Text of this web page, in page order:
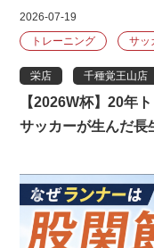
2026-07-19
トレーニング
サッ
栄店 千種覚王山店
【2026W杯】20年
サッカーが生んだ長